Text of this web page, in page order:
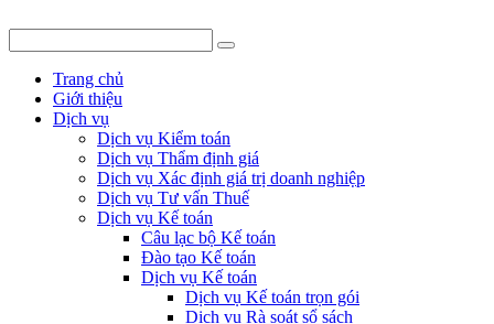
Trang chủ
Giới thiệu
Dịch vụ
Dịch vụ Kiểm toán
Dịch vụ Thẩm định giá
Dịch vụ Xác định giá trị doanh nghiệp
Dịch vụ Tư vấn Thuế
Dịch vụ Kế toán
Câu lạc bộ Kế toán
Đào tạo Kế toán
Dịch vụ Kế toán
Dịch vụ Kế toán trọn gói
Dịch vụ Rà soát sổ sách